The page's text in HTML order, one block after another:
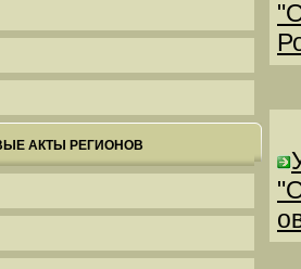
АКТЫ РЕГИОНОВ